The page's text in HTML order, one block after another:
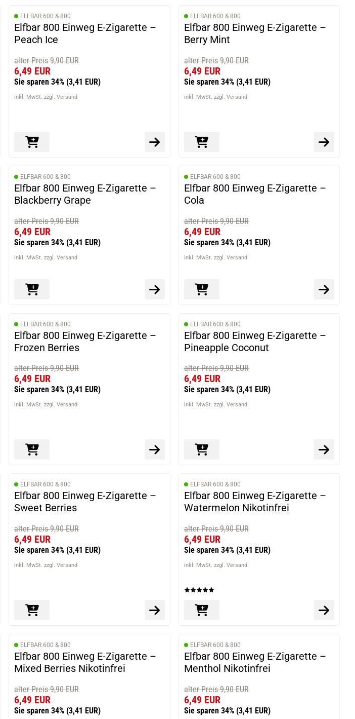
ELFBAR 600 & 800
Elfbar 800 Einweg E-Zigarette –
Peach Ice
alter Preis 9,90 EUR
6,49 EUR
Sie sparen 34% (3,41 EUR)
inkl. MwSt. zzgl. Versand
ELFBAR 600 & 800
Elfbar 800 Einweg E-Zigarette –
Berry Mint
alter Preis 9,90 EUR
6,49 EUR
Sie sparen 34% (3,41 EUR)
inkl. MwSt. zzgl. Versand
ELFBAR 600 & 800
Elfbar 800 Einweg E-Zigarette –
Blackberry Grape
alter Preis 9,90 EUR
6,49 EUR
Sie sparen 34% (3,41 EUR)
inkl. MwSt. zzgl. Versand
ELFBAR 600 & 800
Elfbar 800 Einweg E-Zigarette –
Cola
alter Preis 9,90 EUR
6,49 EUR
Sie sparen 34% (3,41 EUR)
inkl. MwSt. zzgl. Versand
ELFBAR 600 & 800
Elfbar 800 Einweg E-Zigarette –
Frozen Berries
alter Preis 9,90 EUR
6,49 EUR
Sie sparen 34% (3,41 EUR)
inkl. MwSt. zzgl. Versand
ELFBAR 600 & 800
Elfbar 800 Einweg E-Zigarette –
Pineapple Coconut
alter Preis 9,90 EUR
6,49 EUR
Sie sparen 34% (3,41 EUR)
inkl. MwSt. zzgl. Versand
ELFBAR 600 & 800
Elfbar 800 Einweg E-Zigarette –
Sweet Berries
alter Preis 9,90 EUR
6,49 EUR
Sie sparen 34% (3,41 EUR)
inkl. MwSt. zzgl. Versand
ELFBAR 600 & 800
Elfbar 800 Einweg E-Zigarette –
Watermelon Nikotinfrei
alter Preis 9,90 EUR
6,49 EUR
Sie sparen 34% (3,41 EUR)
inkl. MwSt. zzgl. Versand
ELFBAR 600 & 800
Elfbar 800 Einweg E-Zigarette –
Mixed Berries Nikotinfrei
alter Preis 9,90 EUR
6,49 EUR
Sie sparen 34% (3,41 EUR)
ELFBAR 600 & 800
Elfbar 800 Einweg E-Zigarette –
Menthol Nikotinfrei
alter Preis 9,90 EUR
6,49 EUR
Sie sparen 34% (3,41 EUR)